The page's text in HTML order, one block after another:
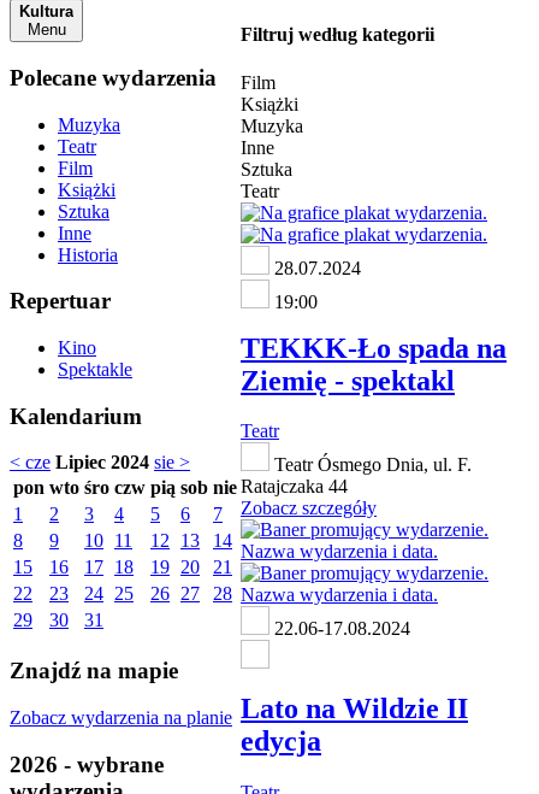
Kultura
Menu
Polecane wydarzenia
Muzyka
Teatr
Film
Książki
Sztuka
Inne
Historia
Repertuar
Kino
Spektakle
Kalendarium
< cze Lipiec 2024 sie >
pon wto śro czw pią sob nie
1
2 3 4 5 6
7
8
9 10 11 12 13
14
15
16 17 18 19 20
21
22
23 24 25 26 27
28
29
30 31
Znajdź na mapie
Zobacz wydarzenia na planie
2026 - wybrane
Filtruj według kategorii
Film
Książki
Muzyka
Inne
Sztuka
Teatr
28.07.2024
19:00
TEKKK-Ło spada na
Ziemię - spektakl
Teatr
Teatr Ósmego Dnia, ul. F.
Ratajczaka 44
Zobacz szczegóły
22.06-17.08.2024
Lato na Wildzie II
edycja